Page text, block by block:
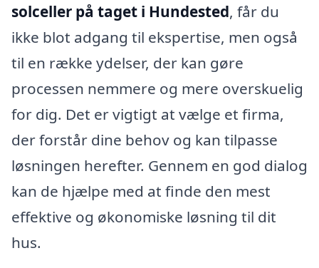
solceller på taget i Hundested, får du
ikke blot adgang til ekspertise, men også
til en række ydelser, der kan gøre
processen nemmere og mere overskuelig
for dig. Det er vigtigt at vælge et firma,
der forstår dine behov og kan tilpasse
løsningen herefter. Gennem en god dialog
kan de hjælpe med at finde den mest
effektive og økonomiske løsning til dit
hus.